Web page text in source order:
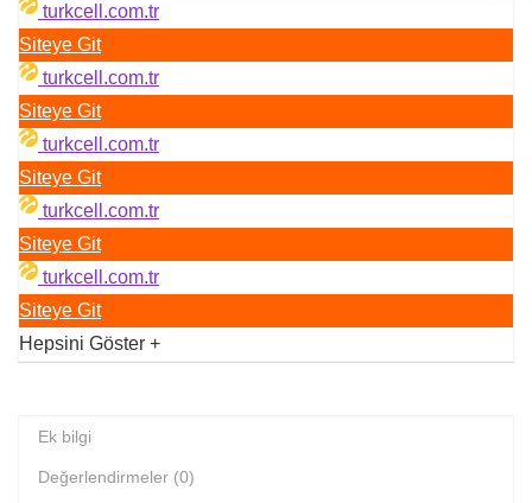
turkcell.com.tr
Siteye Git
turkcell.com.tr
Siteye Git
turkcell.com.tr
Siteye Git
turkcell.com.tr
Siteye Git
turkcell.com.tr
Siteye Git
Hepsini Göster +
Ek bilgi
Değerlendirmeler (0)